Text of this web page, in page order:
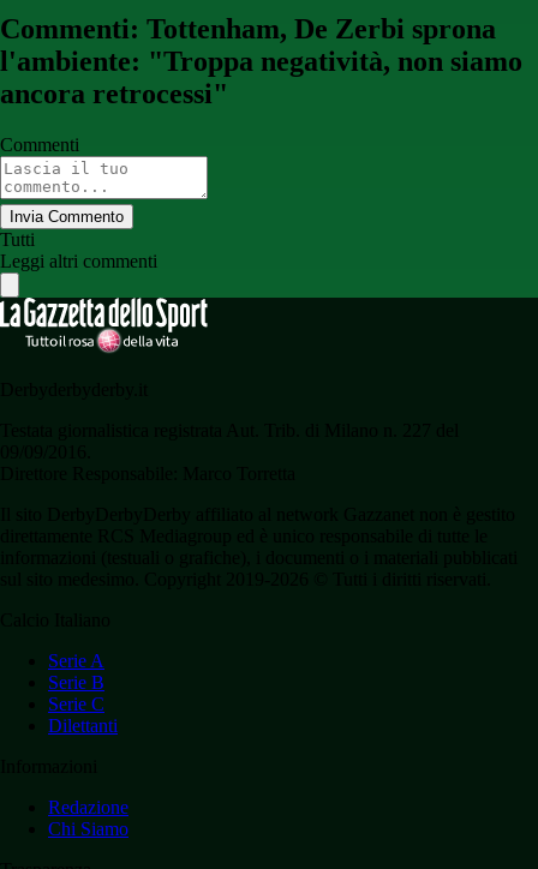
Commenti: Tottenham, De Zerbi sprona
l'ambiente: "Troppa negatività, non siamo
ancora retrocessi"
Commenti
Invia Commento
Tutti
Leggi altri commenti
Serie A
Serie B
Serie C
Dilettanti
Redazione
Chi Siamo